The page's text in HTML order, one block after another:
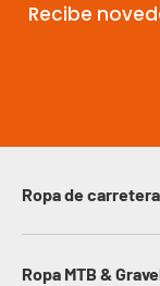
Recibe
Ropa de carretera
Ropa MTB &